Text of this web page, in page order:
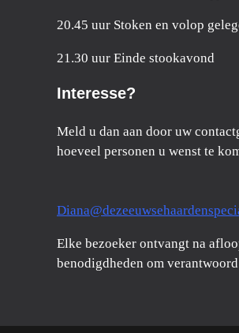
20.45 uur Stoken en volop
21.30 uur Einde stookavond
Interesse?
Meld u dan aan door uw
hoeveel personen u wenst te
Elke bezoeker ontvangt na
benodigdheden om